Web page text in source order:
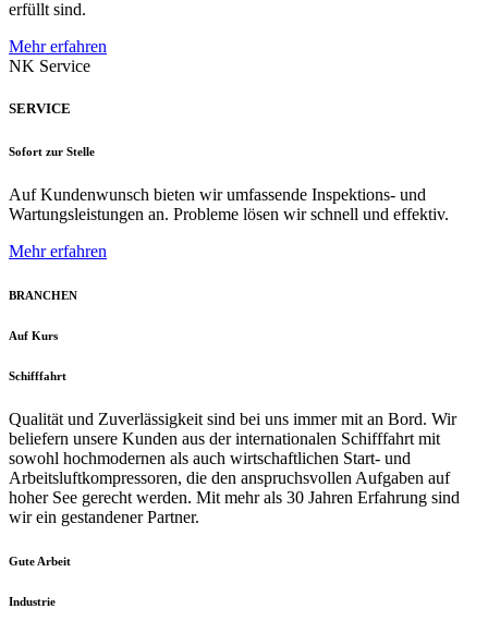
erfüllt sind.
Mehr erfahren
NK Service
SERVICE
Sofort zur Stelle
Auf Kundenwunsch bieten wir umfassende Inspektions- und
Wartungsleistungen an. Probleme lösen wir schnell und effektiv.
Mehr erfahren
BRANCHEN
Auf Kurs
Schifffahrt
Qualität und Zuverlässigkeit sind bei uns immer mit an Bord. Wir
beliefern unsere Kunden aus der internationalen Schifffahrt mit
sowohl hochmodernen als auch wirtschaftlichen Start- und
Arbeitsluftkompressoren, die den anspruchsvollen Aufgaben auf
hoher See gerecht werden. Mit mehr als 30 Jahren Erfahrung sind
wir ein gestandener Partner.
Gute Arbeit
Industrie